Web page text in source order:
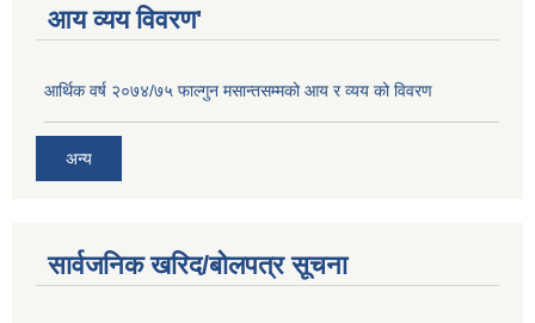
आय व्यय विवरण'
आर्थिक वर्ष २०७४/७५ फाल्गुन मसान्तसम्मको आय र व्यय को विवरण
अन्य
सार्वजनिक खरिद/बोलपत्र सूचना